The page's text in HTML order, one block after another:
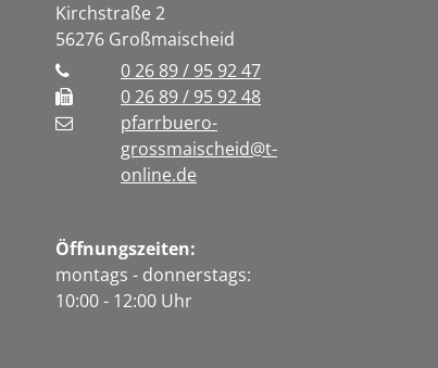
Kirchstraße 2
56276 Großmaischeid
0 26 89 / 95 92 47
0 26 89 / 95 92 48
pfarrbuero-
grossmaischeid@t-
online.de
Öffnungszeiten:
montags - donnerstags:
10:00 - 12:00 Uhr